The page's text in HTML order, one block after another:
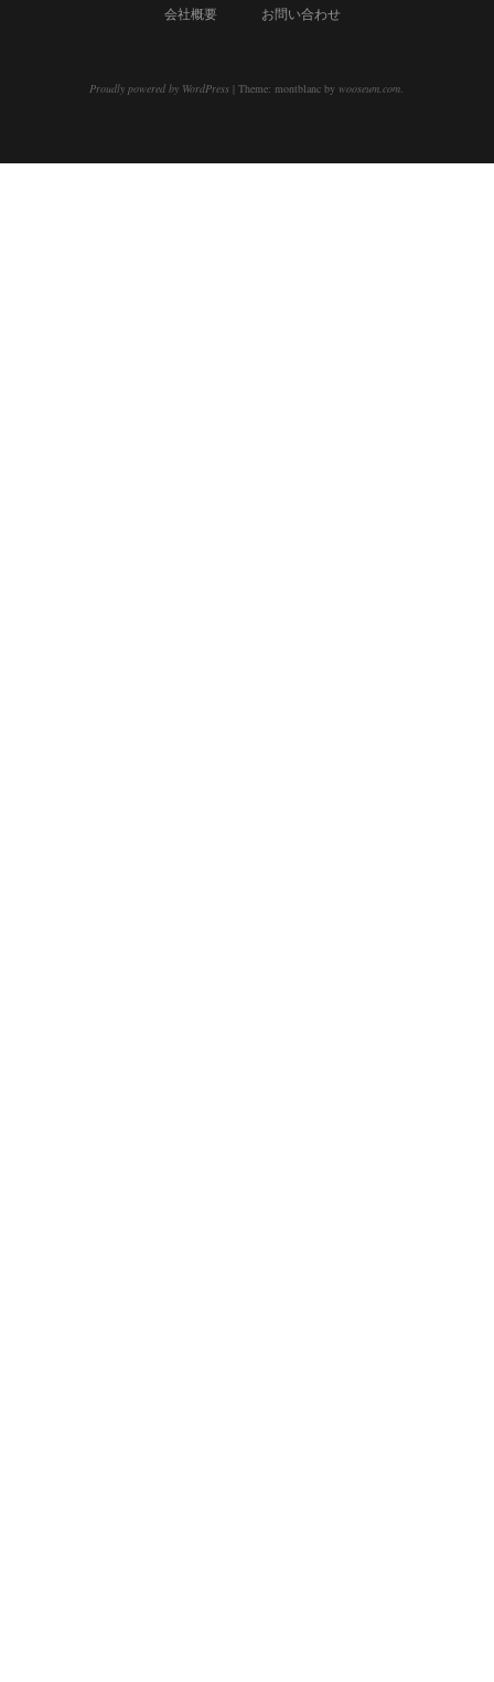
会社概要
お問い合わせ
Proudly powered by WordPress |Theme: montblanc by wooseum.com.